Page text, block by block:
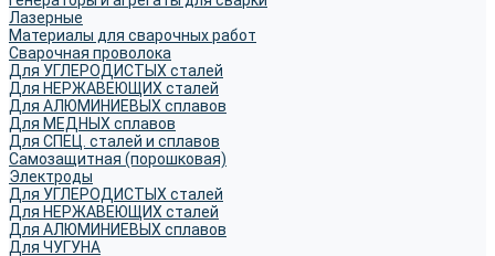
Лазерные
Материалы для сварочных работ
Сварочная проволока
Для УГЛЕРОДИСТЫХ сталей
Для НЕРЖАВЕЮЩИХ сталей
Для АЛЮМИНИЕВЫХ сплавов
Для МЕДНЫХ сплавов
Для СПЕЦ. сталей и сплавов
Самозащитная (порошковая)
Электроды
Для УГЛЕРОДИСТЫХ сталей
Для НЕРЖАВЕЮЩИХ сталей
Для АЛЮМИНИЕВЫХ сплавов
Для ЧУГУНА